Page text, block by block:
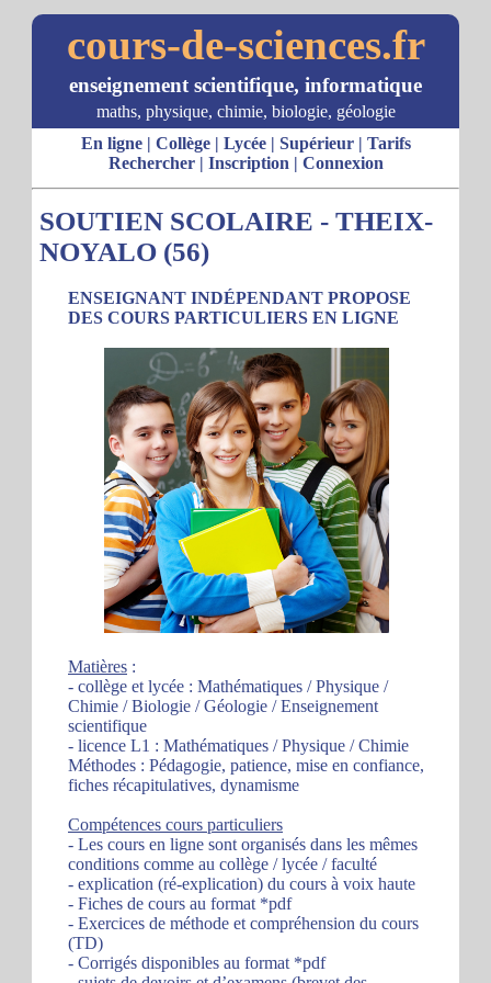
cours-de-sciences.fr
enseignement scientifique, informatique
maths, physique, chimie, biologie, géologie
En ligne| Collège| Lycée| Supérieur| Tarifs
Rechercher| Inscription | Connexion
SOUTIEN SCOLAIRE - THEIX-
NOYALO (56)
ENSEIGNANT INDÉPENDANT PROPOSE
DES COURS PARTICULIERS EN LIGNE
Matières :
- collège et lycée : Mathématiques / Physique /
Chimie / Biologie / Géologie / Enseignement
scientifique
- licence L1 : Mathématiques / Physique / Chimie
Méthodes : Pédagogie, patience, mise en confiance,
fiches récapitulatives, dynamisme
Compétences cours particuliers
- Les cours en ligne sont organisés dans les mêmes
conditions comme au collège / lycée / faculté
- explication (ré-explication) du cours à voix haute
- Fiches de cours au format *pdf
- Exercices de méthode et compréhension du cours
(TD)
- Corrigés disponibles au format *pdf